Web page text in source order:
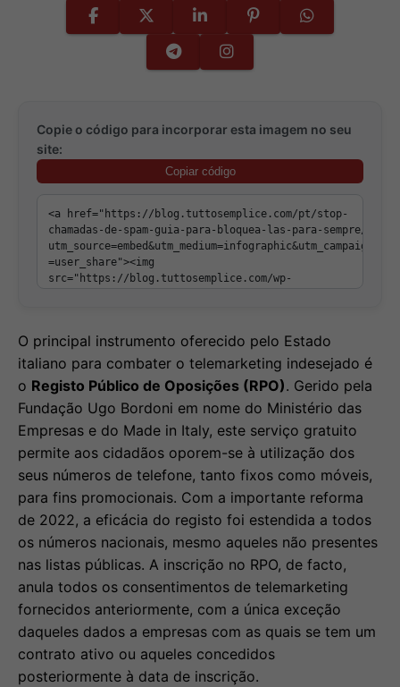
Copie o código para incorporar esta imagem no seu
site:
Copiar código
O principal instrumento oferecido pelo Estado
italiano para combater o telemarketing indesejado é
o Registo Público de Oposições (RPO). Gerido pela
Fundação Ugo Bordoni em nome do Ministério das
Empresas e do Made in Italy, este serviço gratuito
permite aos cidadãos oporem-se à utilização dos
seus números de telefone, tanto fixos como móveis,
para fins promocionais. Com a importante reforma
de 2022, a eficácia do registo foi estendida a todos
os números nacionais, mesmo aqueles não presentes
nas listas públicas. A inscrição no RPO, de facto,
anula todos os consentimentos de telemarketing
fornecidos anteriormente, com a única exceção
daqueles dados a empresas com as quais se tem um
contrato ativo ou aqueles concedidos
posteriormente à data de inscrição.